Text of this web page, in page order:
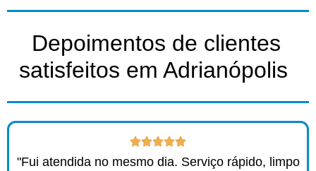
Depoimentos de clientes
satisfeitos em Adrianópolis ​
"Fui atendida no mesmo dia. Serviço rápido, limpo